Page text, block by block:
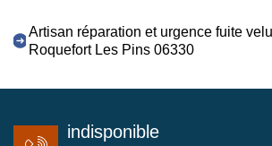
Artisan réparation et urgence fuite
Roquefort Les Pins 06330
indisponible